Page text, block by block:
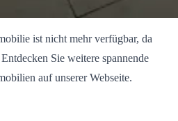
ist nicht mehr verfügbar, da
Sie weitere spannende
auf unserer Webseite.